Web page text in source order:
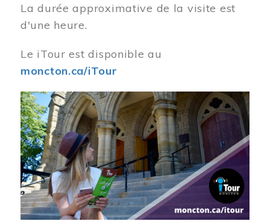
La durée approximative de la visite est
d'une heure.
Le iTour est disponible au
moncton.ca/iTour